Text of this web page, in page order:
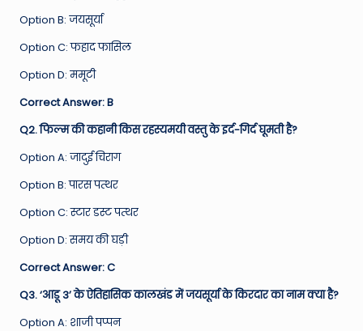
Option B: जयसूर्या
Option C: फहाद फासिल
Option D: ममूटी
Correct Answer: B
Q2. फिल्म की कहानी किस रहस्यमयी वस्तु के इर्द-गिर्द घूमती है?
Option A: जादुई चिराग
Option B: पारस पत्थर
Option C: स्टार डस्ट पत्थर
Option D: समय की घड़ी
Correct Answer: C
Q3. ‘आडू 3’ के ऐतिहासिक कालखंड में जयसूर्या के किरदार का नाम क्या है?
Option A: शाजी पप्पन